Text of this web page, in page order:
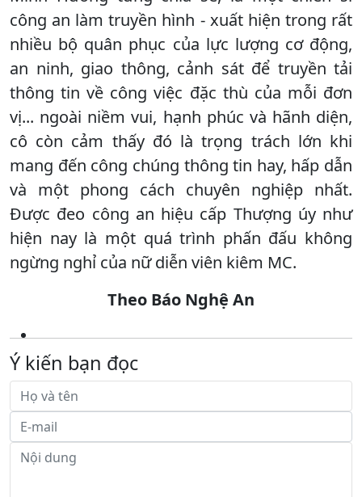
công an làm truyền hình - xuất hiện trong rất
nhiều bộ quân phục của lực lượng cơ động,
an ninh, giao thông, cảnh sát để truyền tải
thông tin về công việc đặc thù của mỗi đơn
vị... ngoài niềm vui, hạnh phúc và hãnh diện,
cô còn cảm thấy đó là trọng trách lớn khi
mang đến công chúng thông tin hay, hấp dẫn
và một phong cách chuyên nghiệp nhất.
Được đeo công an hiệu cấp Thượng úy như
hiện nay là một quá trình phấn đấu không
ngừng nghỉ của nữ diễn viên kiêm MC.
Theo Báo Nghệ An
Ý kiến bạn đọc